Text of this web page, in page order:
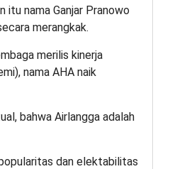
itu nama Ganjar Pranowo
merangkak.
merilis kinerja
nama AHA naik
bahwa Airlangga adalah
dan elektabilitas